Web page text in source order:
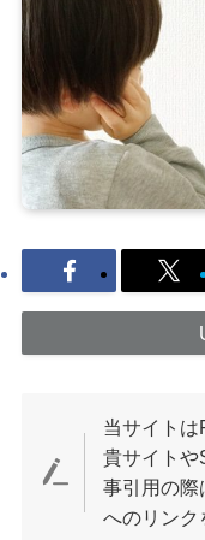
当サイト
貴サイト
事引用の際
へのリンク